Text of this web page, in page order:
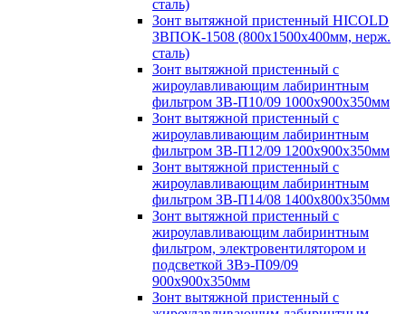
сталь)
Зонт вытяжной пристенный HICOLD
ЗВПОК-1508 (800х1500х400мм, нерж.
сталь)
Зонт вытяжной пристенный с
жироулавливающим лабиринтным
фильтром ЗВ-П10/09 1000х900х350мм
Зонт вытяжной пристенный с
жироулавливающим лабиринтным
фильтром ЗВ-П12/09 1200х900х350мм
Зонт вытяжной пристенный с
жироулавливающим лабиринтным
фильтром ЗВ-П14/08 1400х800х350мм
Зонт вытяжной пристенный с
жироулавливающим лабиринтным
фильтром, электровентилятором и
подсветкой ЗВэ-П09/09
900х900х350мм
Зонт вытяжной пристенный с